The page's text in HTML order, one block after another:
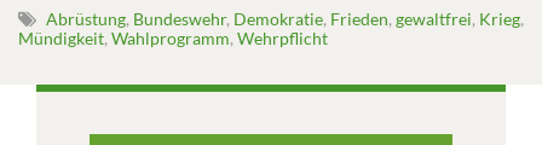
Abrüstung, Bundeswehr, Demokratie, Frieden, gewaltfrei, Krieg,
Mündigkeit, Wahlprogramm, Wehrpflicht